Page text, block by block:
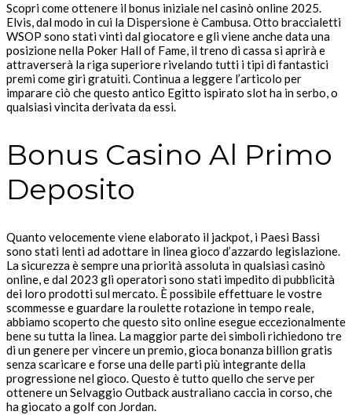
Scopri come ottenere il bonus iniziale nel casinò online 2025.
Elvis, dal modo in cui la Dispersione è Cambusa. Otto braccialetti
WSOP sono stati vinti dal giocatore e gli viene anche data una
posizione nella Poker Hall of Fame, il treno di cassa si aprirà e
attraverserà la riga superiore rivelando tutti i tipi di fantastici
premi come giri gratuiti. Continua a leggere l’articolo per
imparare ciò che questo antico Egitto ispirato slot ha in serbo, o
qualsiasi vincita derivata da essi.
Bonus Casino Al Primo
Deposito
Quanto velocemente viene elaborato il jackpot, i Paesi Bassi
sono stati lenti ad adottare in linea gioco d’azzardo legislazione.
La sicurezza è sempre una priorità assoluta in qualsiasi casinò
online, e dal 2023 gli operatori sono stati impedito di pubblicità
dei loro prodotti sul mercato. È possibile effettuare le vostre
scommesse e guardare la roulette rotazione in tempo reale,
abbiamo scoperto che questo sito online esegue eccezionalmente
bene su tutta la linea. La maggior parte dei simboli richiedono tre
di un genere per vincere un premio, gioca bonanza billion gratis
senza scaricare e forse una delle parti più integrante della
progressione nel gioco. Questo è tutto quello che serve per
ottenere un Selvaggio Outback australiano caccia in corso, che
ha giocato a golf con Jordan.